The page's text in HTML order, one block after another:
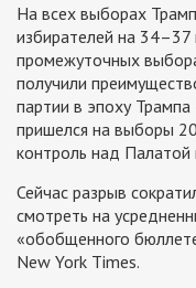
На всех выборах
избирателей на 34–37
промежуточных
получили
партии в эпоху
пришелся на выборы
контроль над Палатой
Сейчас разрыв
смотреть на
«обобщенного
New York Times.